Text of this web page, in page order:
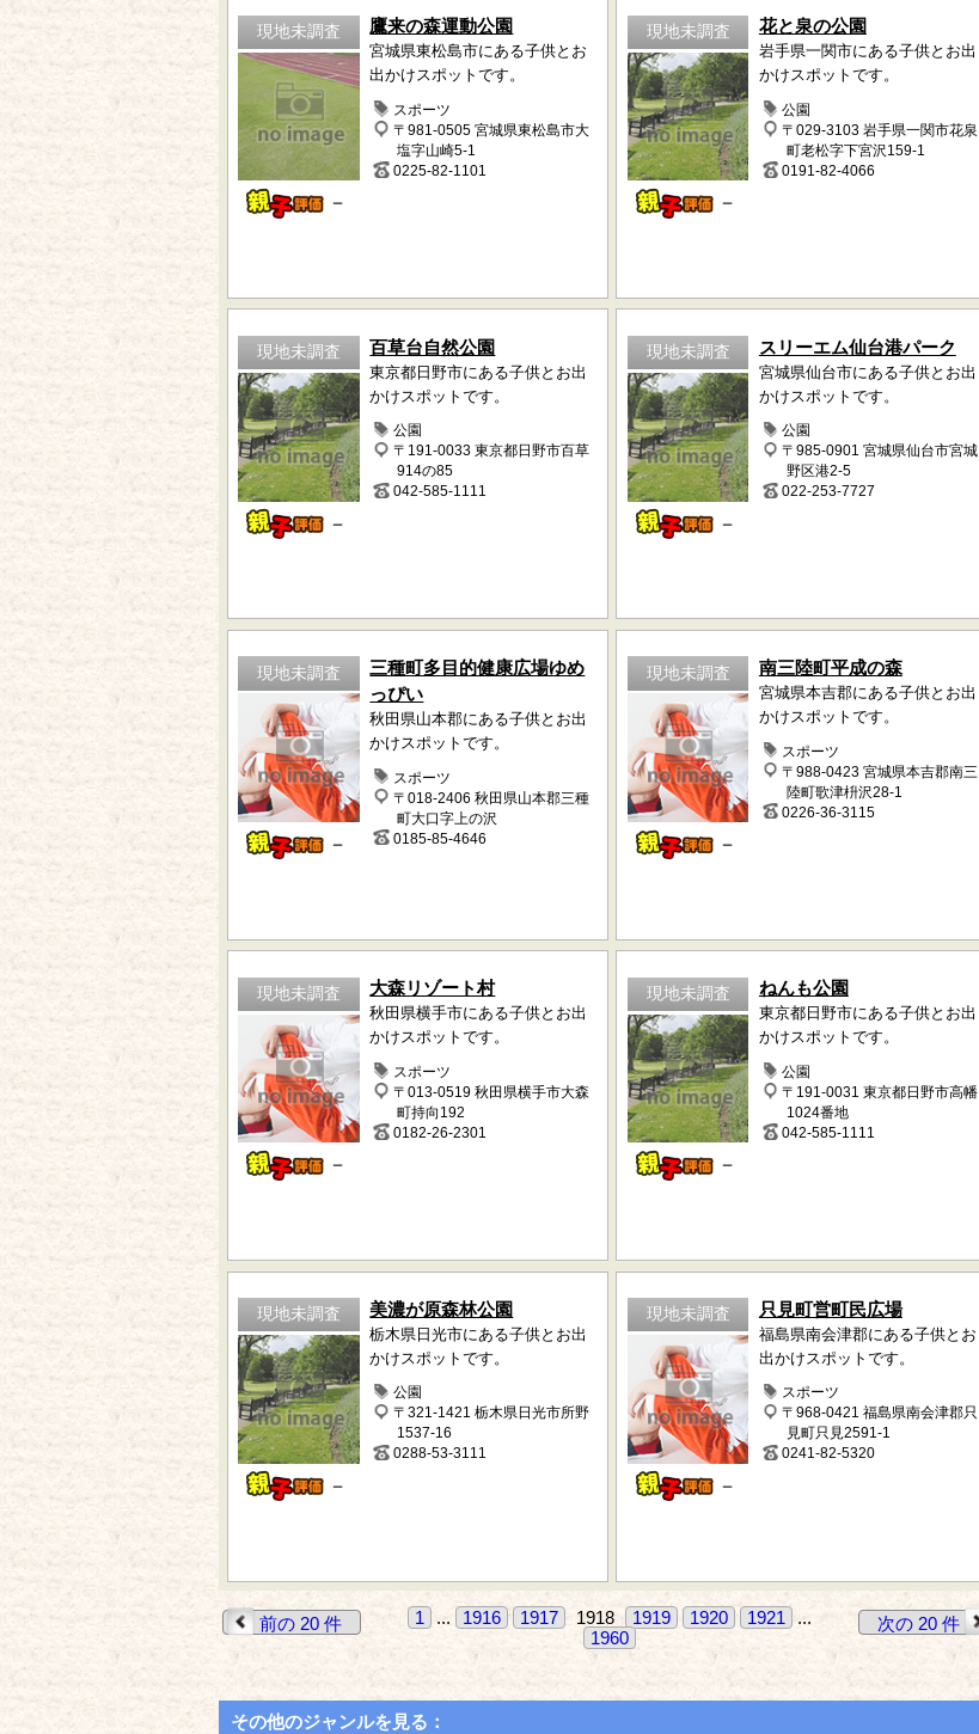
現地未調査
－
鷹来の森運動公園
宮城県東松島市にある子供とお
出かけスポットです。
スポーツ
〒981-0505 宮城県東松島市大
塩字山崎5-1
0225-82-1101
現地未調査
－
花と泉の公園
岩手県一関市にある子供とお出
かけスポットです。
公園
〒029-3103 岩手県一関市花泉
町老松字下宮沢159-1
0191-82-4066
現地未調査
－
百草台自然公園
東京都日野市にある子供とお出
かけスポットです。
公園
〒191-0033 東京都日野市百草
914の85
042-585-1111
現地未調査
－
スリーエム仙台港パーク
宮城県仙台市にある子供とお出
かけスポットです。
公園
〒985-0901 宮城県仙台市宮城
野区港2-5
022-253-7727
現地未調査
－
三種町多目的健康広場ゆめ
っぴい
秋田県山本郡にある子供とお出
かけスポットです。
スポーツ
〒018-2406 秋田県山本郡三種
町大口字上の沢
0185-85-4646
現地未調査
－
南三陸町平成の森
宮城県本吉郡にある子供とお出
かけスポットです。
スポーツ
〒988-0423 宮城県本吉郡南三
陸町歌津枡沢28-1
0226-36-3115
現地未調査
－
大森リゾート村
秋田県横手市にある子供とお出
かけスポットです。
スポーツ
〒013-0519 秋田県横手市大森
町持向192
0182-26-2301
現地未調査
－
ねんも公園
東京都日野市にある子供とお出
かけスポットです。
公園
〒191-0031 東京都日野市高幡
1024番地
042-585-1111
現地未調査
－
美濃が原森林公園
栃木県日光市にある子供とお出
かけスポットです。
公園
〒321-1421 栃木県日光市所野
1537-16
0288-53-3111
現地未調査
－
只見町営町民広場
福島県南会津郡にある子供とお
出かけスポットです。
スポーツ
〒968-0421 福島県南会津郡只
見町只見2591-1
0241-82-5320
前の 20 件 1 ... 1916 1917 1918 1919 1920 1921
...
1960
次の 20 件
その他のジャンルを見る：